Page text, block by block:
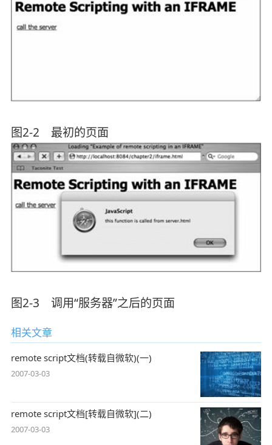
图2-2 最初的页面
图2-3 调用“服务器”之后的页面
相关文章
remote script文档(转载自微软)(一)
2007-03-03
remote script文档[转载自微软](二)
2007-03-03